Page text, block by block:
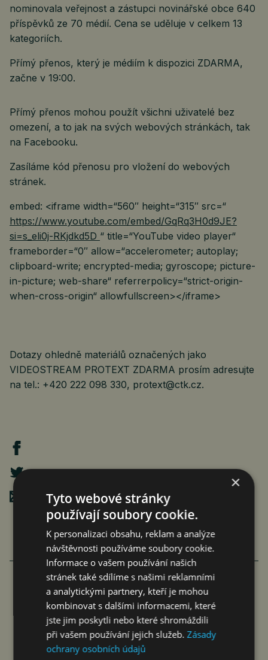
nominovala veřejnost a zástupci novinářské obce 640
příspěvků ze 70 médií. Cena se uděluje v celkem 13
kategoriích.
Přímý přenos, který je médiím k dispozici ZDARMA,
začne v 19:00.
Přímý přenos mohou použít všichni uživatelé bez
omezení, a to jak na svých webových stránkách, tak
na Facebooku.
Zasíláme kód přenosu pro vložení do webových
stránek.
embed: <iframe width=“560″ height=“315″ src=“
https://www.youtube.com/embed/GqRq3H0d9JE?
si=s_eli0j-RKjdkd5D “ title=“YouTube video player“
frameborder=“0″ allow=“accelerometer; autoplay;
clipboard-write; encrypted-media; gyroscope; picture-
in-picture; web-share“ referrerpolicy=“strict-origin-
when-cross-origin“ allowfullscreen></iframe>
Dotazy ohledně materiálů označených jako
VIDEOSTREAM PROTEXT ZDARMA prosím adresujte
na tel.: +420 222 098 330, protext@ctk.cz.
Poslat mailem
FAMILIARITÉ: POETICKÉ PROPOJENÍ
FILMU A LITERATURY
8. 8. 2026
×
Tyto webové stránky
používají soubory cookie.
K personalizaci obsahu, reklam a analýze
návštěvnosti používáme soubory cookie.
Informace o vašem používání našich
stránek také sdílíme s našimi reklamními
a analytickými partnery, kteří je mohou
kombinovat s dalšími informacemi, které
jste jim poskytli nebo které shromáždili
při vašem používání jejich služeb.Zásady
ochrany osobních údajů